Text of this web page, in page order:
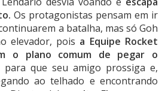
Os protagonistas pensam em ir
a batalha, mas só Goh
elevador, pois a Equipe Rocket
o plano comum de pegar o
para que seu amigo prossiga e,
ao telhado e encontrando